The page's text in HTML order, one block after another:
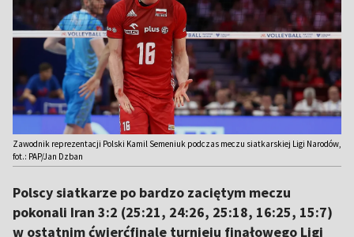
Zawodnik reprezentacji Polski Kamil Semeniuk podczas meczu siatkarskiej Ligi Narodów,
fot.: PAP/Jan Dzban
Polscy siatkarze po bardzo zaciętym meczu
pokonali Iran 3:2 (25:21, 24:26, 25:18, 16:25, 15:7)
w ostatnim ćwierćfinale turnieju finałowego Ligi